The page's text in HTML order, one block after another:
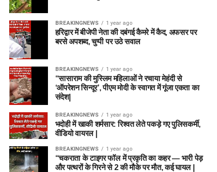
BREAKINGNEWS 1 year ago
हरिद्वार में बीजेपी नेता की दबंगई कैमरे में कैद, अफसर पर
बरसे अपशब्द, चुप्पी पर उठे सवाल
BREAKINGNEWS 1 year ago
“सासाराम की मुस्लिम महिलाओं ने रचाया मेहंदी से
‘ऑपरेशन सिन्दूर’, पीएम मोदी के स्वागत में गूंजा एकता का
संदेश|
BREAKINGNEWS 1 year ago
भदोही में खाकी शर्मसार: रिश्वत लेते पकड़े गए पुलिसकर्मी,
वीडियो वायरल |
BREAKINGNEWS 1 year ago
“चकराता के टाइगर फॉल में प्रकृति का कहर — भारी पेड़
और पत्थरों के गिरने से 2 की मौके पर मौत, कई घायल |